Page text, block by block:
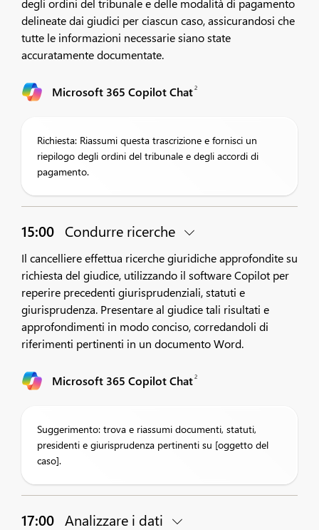
degli ordini del tribunale e delle modalità di pagamento
delineate dai giudici per ciascun caso, assicurandosi che
tutte le informazioni necessarie siano state
accuratamente documentate.
Microsoft 365 Copilot Chat2
Richiesta: Riassumi questa trascrizione e fornisci un
riepilogo degli ordini del tribunale e degli accordi di
pagamento.
15:00 Condurre ricerche
Il cancelliere effettua ricerche giuridiche approfondite su
richiesta del giudice, utilizzando il software Copilot per
reperire precedenti giurisprudenziali, statuti e
giurisprudenza. Presentare al giudice tali risultati e
approfondimenti in modo conciso, corredandoli di
riferimenti pertinenti in un documento Word.
Microsoft 365 Copilot Chat2
Suggerimento: trova e riassumi documenti, statuti,
presidenti e giurisprudenza pertinenti su [oggetto del
caso].
17:00 Analizzare i dati